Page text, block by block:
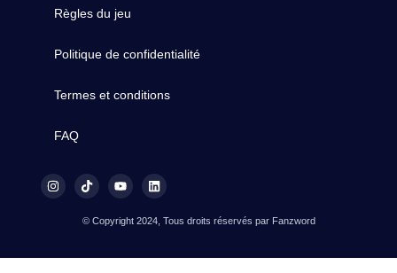
Règles du jeu
Politique de confidentialité
Termes et conditions
FAQ
© Copyright 2024, Tous droits réservés par Fanzword